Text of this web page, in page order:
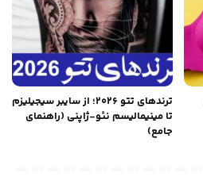
ترندهای تتو ۲۰۲۶؛ از سایبر سیجیلیزم
تا مینیمالیسم نئو-ژاپنی (راهنمای
جامع)